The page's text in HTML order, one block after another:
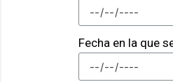
Fecha en la que